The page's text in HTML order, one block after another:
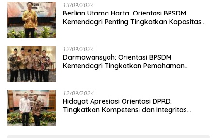
13/09/2024
Berlian Utama Harta: Orientasi BPSDM
Kemendagri Penting Tingkatkan Kapasitas
12/09/2024
Darmawansyah: Orientasi BPSDM
Kemendagri Tingkatkan Pemahaman
12/09/2024
Hidayat Apresiasi Orientasi DPRD:
Tingkatkan Kompetensi dan Integritas